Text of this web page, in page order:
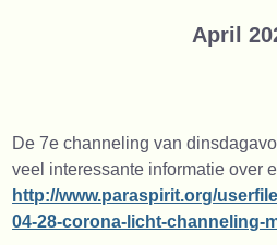
April
De 7e channeling van
veel interessante informatie over
http://www.paraspirit.org/
04-28-corona-licht-channeling-